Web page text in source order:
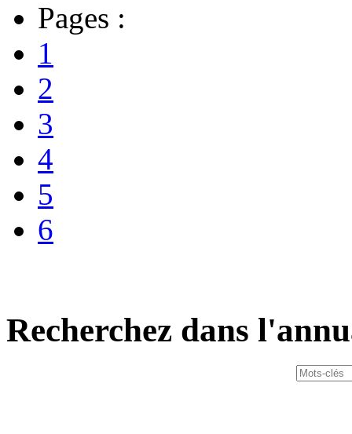
Pages :
1
2
3
4
5
6
Recherchez dans